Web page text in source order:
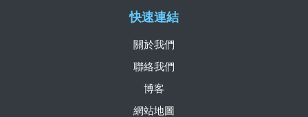
快速連結
關於我們
聯絡我們
博客
網站地圖